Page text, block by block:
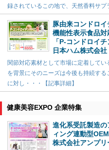
録されているこの地で、天然香料サプ
豚由来コンドロイ
機能性表示食品対
「P-コンドロイチ
日本ハム株式会社
関節対応素材として市場に定着して
を背景にそのニーズは今後も持続す
に対し・・・【記事詳細】
健康美容EXPO 企業特集
進化系受託製造
ィング連動型OEM
株式会社アンプリ